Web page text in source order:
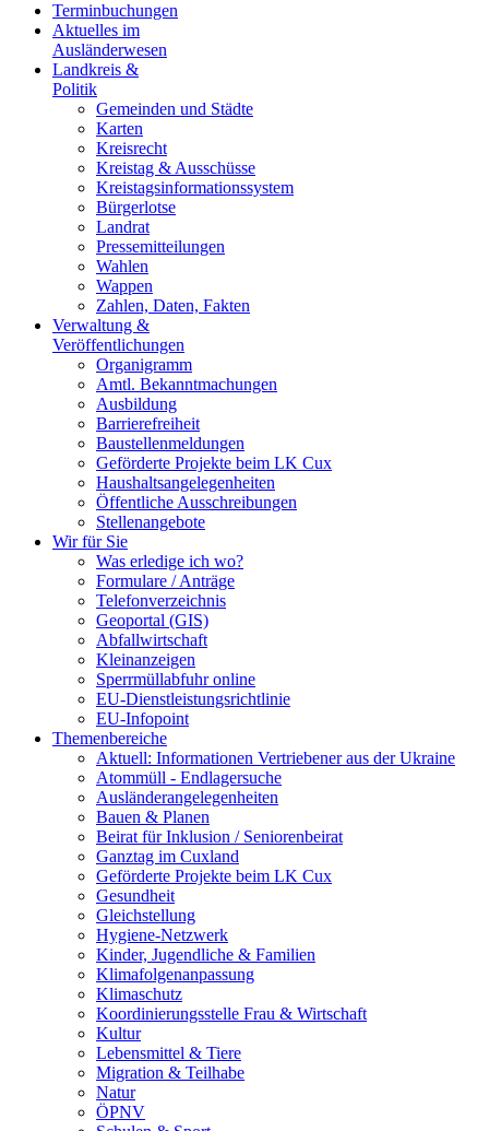
Terminbuchungen
Aktuelles im
Ausländerwesen
Landkreis &
Politik
Gemeinden und Städte
Karten
Kreisrecht
Kreistag & Ausschüsse
Kreistagsinformationssystem
Bürgerlotse
Landrat
Pressemitteilungen
Wahlen
Wappen
Zahlen, Daten, Fakten
Verwaltung &
Veröffentlichungen
Organigramm
Amtl. Bekanntmachungen
Ausbildung
Barrierefreiheit
Baustellenmeldungen
Geförderte Projekte beim LK Cux
Haushaltsangelegenheiten
Öffentliche Ausschreibungen
Stellenangebote
Wir für Sie
Was erledige ich wo?
Formulare / Anträge
Telefonverzeichnis
Geoportal (GIS)
Abfallwirtschaft
Kleinanzeigen
Sperrmüllabfuhr online
EU-Dienstleistungsrichtlinie
EU-Infopoint
Themenbereiche
Aktuell: Informationen Vertriebener aus der Ukraine
Atommüll - Endlagersuche
Ausländerangelegenheiten
Bauen & Planen
Beirat für Inklusion / Seniorenbeirat
Ganztag im Cuxland
Geförderte Projekte beim LK Cux
Gesundheit
Gleichstellung
Hygiene-Netzwerk
Kinder, Jugendliche & Familien
Klimafolgenanpassung
Klimaschutz
Koordinierungsstelle Frau & Wirtschaft
Kultur
Lebensmittel & Tiere
Migration & Teilhabe
Natur
ÖPNV